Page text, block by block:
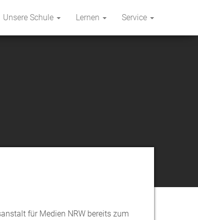
Unsere Schule Lernen Service
für Medien NRW bereits zum